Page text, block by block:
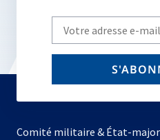
Write
your
email
Comité militaire & État-